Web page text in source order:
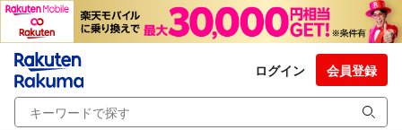
ログイン 会員登録